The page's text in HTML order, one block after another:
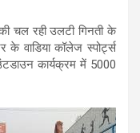
चल रही उलटी गिनती के
के वाडिया कॉलेज स्पोर्ट्स
कार्यक्रम में 5000